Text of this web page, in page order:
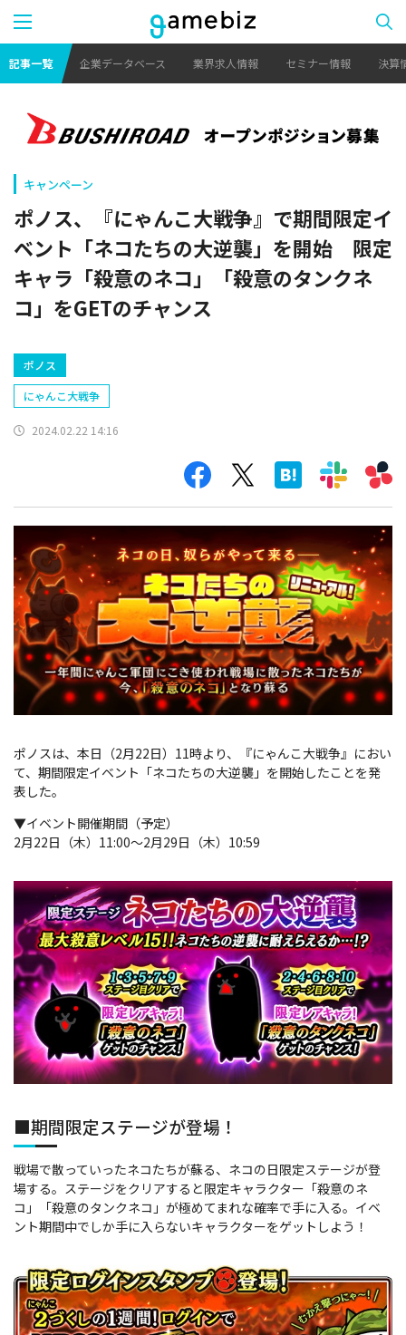
記事一覧 企業データベース 業界求人情報 セミナー情報 決算
キャンペーン
ポノス、『にゃんこ大戦争』で期間限定イ
ベント「ネコたちの大逆襲」を開始 限定
キャラ「殺意のネコ」「殺意のタンクネ
コ」をGETのチャンス
ポノス
にゃんこ大戦争
2024.02.22 14:16
ポノスは、本日（2月22日）11時より、『にゃんこ大戦争』におい
て、期間限定イベント「ネコたちの大逆襲」を開始したことを発
表した。
▼イベント開催期間（予定）
2月22日（木）11:00～2月29日（木）10:59
■期間限定ステージが登場！
戦場で散っていったネコたちが蘇る、ネコの日限定ステージが登
場する。ステージをクリアすると限定キャラクター「殺意のネ
コ」「殺意のタンクネコ」が極めてまれな確率で手に入る。イベ
ント期間中でしか手に入らないキャラクターをゲットしよう！